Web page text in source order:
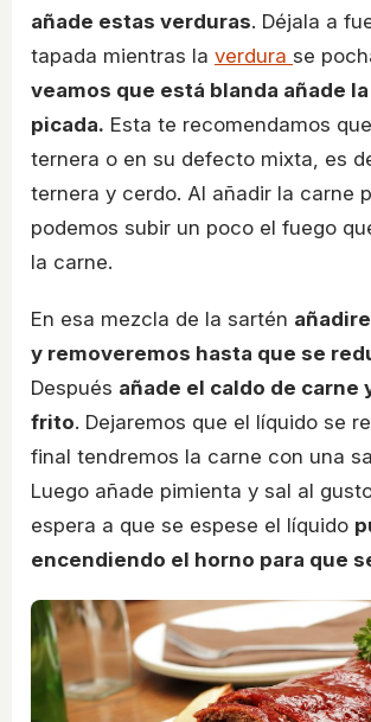
añade estas verduras. Déjala a
tapada mientras la verdura se
veamos que está blanda añade
picada. Esta te recomendamos
ternera o en su defecto mixta, es
ternera y cerdo. Al añadir la carne
podemos subir un poco el fuego
la carne.
En esa mezcla de la sartén
y removeremos hasta que se
Después añade el caldo de carne
frito. Dejaremos que el líquido se
final tendremos la carne con una
Luego añade pimienta y sal al
espera a que se espese el líquido
encendiendo el horno para que